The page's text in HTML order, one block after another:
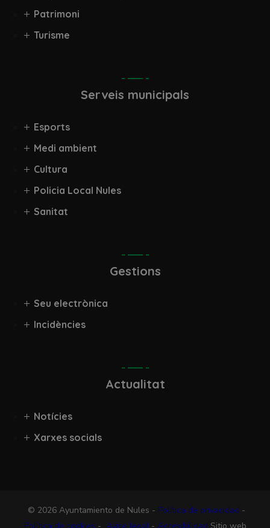
Patrimoni
Turisme
Serveis municipals
Esports
Medi ambient
Cultura
Policia Local Nules
Sanitat
Gestions
Seu electrònica
Incidències
Actualitat
Notícies
Xarxes socials
© 2026 Ayuntamiento de Nules - Política de privacidad -